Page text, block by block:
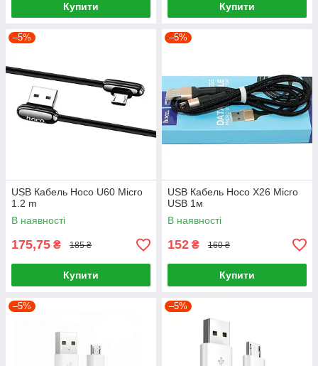
Купити Купити
–5%
USB Кабель Hoco U60 Micro
1.2 m
В наявності
175,75 ₴ 185 ₴
Купити
–5%
USB Кабель Hoco X26 Micro
USB 1м
В наявності
152 ₴ 160 ₴
Купити
–5% –5%